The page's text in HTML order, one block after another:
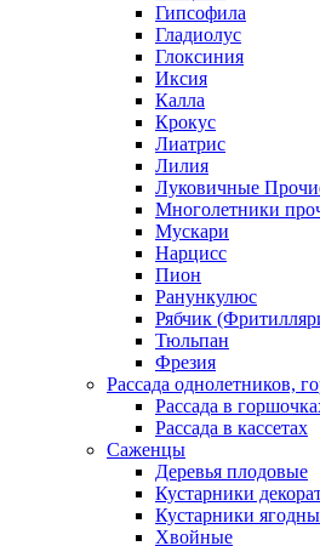
Гипсофила
Гладиолус
Глоксиния
Иксия
Калла
Крокус
Лиатрис
Лилия
Луковичные
Многолетники
Мускари
Нарцисс
Пион
Ранункулюс
Рябчик
Тюльпан
Фрезия
Рассада однолетников,
Рассада в
Рассада в кассетах
Саженцы
Деревья плодовые
Кустарники
Кустарники
Хвойные